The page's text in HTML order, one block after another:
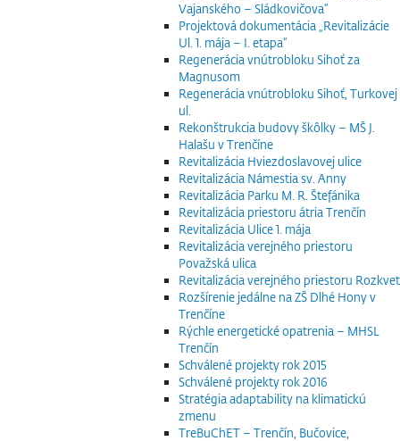
Vajanského – Sládkovičova“
Projektová dokumentácia „Revitalizácie
Ul. 1. mája – I. etapa“
Regenerácia vnútrobloku Sihoť za
Magnusom
Regenerácia vnútrobloku Sihoť, Turkovej
ul.
Rekonštrukcia budovy škôlky – MŠ J.
Halašu v Trenčíne
Revitalizácia Hviezdoslavovej ulice
Revitalizácia Námestia sv. Anny
Revitalizácia Parku M. R. Štefánika
Revitalizácia priestoru átria Trenčín
Revitalizácia Ulice 1. mája
Revitalizácia verejného priestoru
Považská ulica
Revitalizácia verejného priestoru Rozkvet
Rozšírenie jedálne na ZŠ Dlhé Hony v
Trenčíne
Rýchle energetické opatrenia – MHSL
Trenčín
Schválené projekty rok 2015
Schválené projekty rok 2016
Stratégia adaptability na klimatickú
zmenu
TreBuChET – Trenčín, Bučovice,